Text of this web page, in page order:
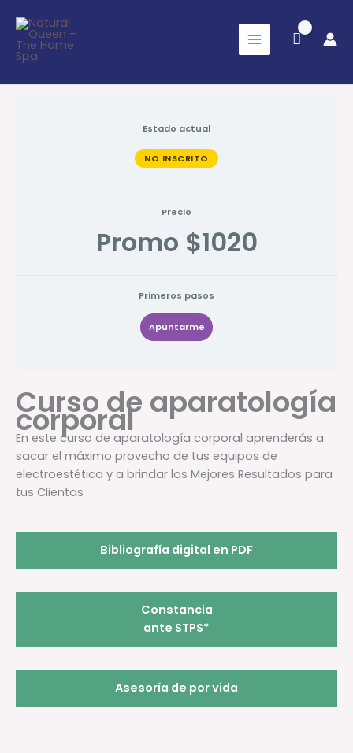
contenido
Estado actual
NO INSCRITO
Precio
Promo $1020
Primeros pasos
Apuntarme
Curso de aparatología
corporal
En este curso de aparatología corporal aprenderás a
sacar el máximo provecho de tus equipos de
electroestética y a brindar los Mejores Resultados para
tus Clientas
Bibliografía digital en PDF
Constancia
ante STPS*
Asesoría de por vida